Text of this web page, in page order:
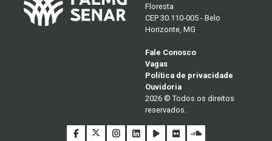
Floresta
CEP 30.110-005 - Belo
Horizonte, MG
Fale Conosco
Vagas
Política de privacidade
Ouvidoria
2026 © Todos os direitos
reservados.